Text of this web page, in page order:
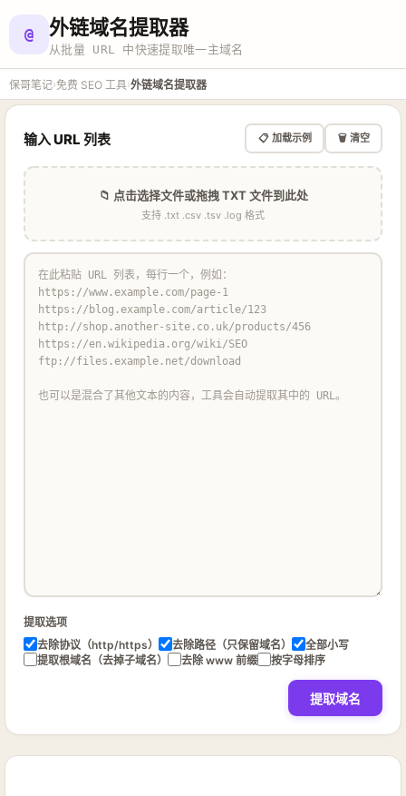
@ 外链域名提取器
从批量 URL 中快速提取唯一主域名
保哥笔记›免费 SEO 工具›外链域名提取器
输入 URL 列表 📋 加载示例 🗑️ 清空
📁 点击选择文件或拖拽 TXT 文件到此处
支持 .txt .csv .tsv .log 格式
提取选项
去除协议（http/https）
去除路径（只保留域名）
全部小写
提取根域名（去掉子域名）
去除 www 前缀 按字母排序
提取域名